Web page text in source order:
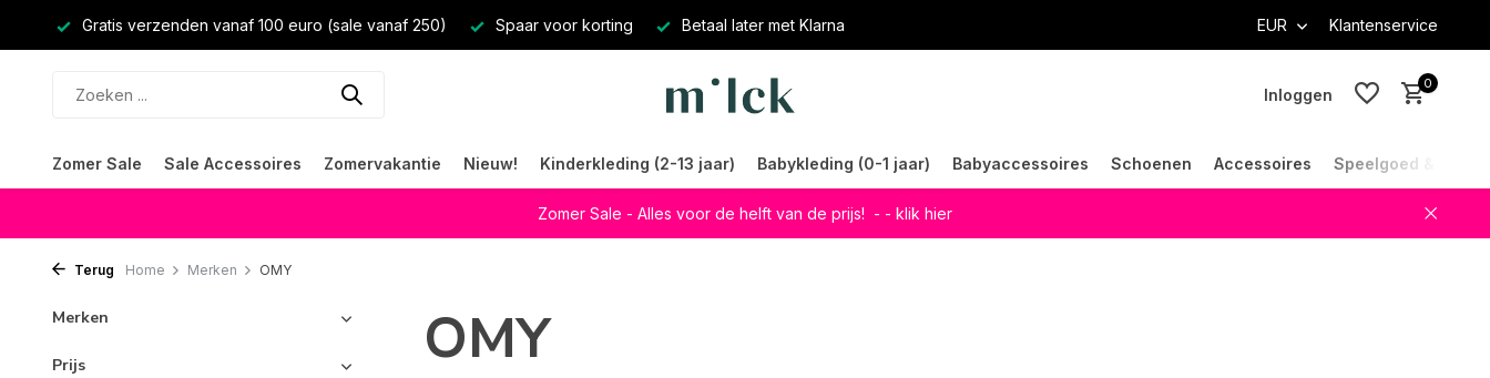
Gratis verzenden vanaf 100 euro (sale vanaf 250) Spaar voor korting Betaal later met Klarna EUR Klantenservice
Inloggen
0
Zomer Sale Sale Accessoires Zomervakantie Nieuw! Kinderkleding (2-13 jaar) Babykleding (0-1 jaar) Babyaccessoires Schoenen Accessoires Speelgoed &
Zomer Sale - Alles voor de helft van de prijs! - - klik hier
Terug Home Merken OMY
Merken
Prijs OMY